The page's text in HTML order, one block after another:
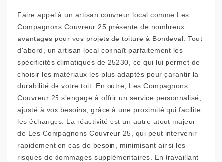
Faire appel à un artisan couvreur local comme Les
Compagnons Couvreur 25 présente de nombreux
avantages pour vos projets de toiture à Bondeval. Tout
d'abord, un artisan local connaît parfaitement les
spécificités climatiques de 25230, ce qui lui permet de
choisir les matériaux les plus adaptés pour garantir la
durabilité de votre toit. En outre, Les Compagnons
Couvreur 25 s'engage à offrir un service personnalisé,
ajusté à vos besoins, grâce à une proximité qui facilite
les échanges. La réactivité est un autre atout majeur
de Les Compagnons Couvreur 25, qui peut intervenir
rapidement en cas de besoin, minimisant ainsi les
risques de dommages supplémentaires. En travaillant